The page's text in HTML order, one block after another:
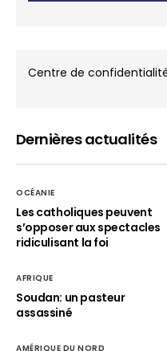
Centre de
Dernières actualités
OCÉANIE
Les catholiques peuvent
s’opposer aux spectacles
ridiculisant la foi
AFRIQUE
Soudan: un pasteur
assassiné
AMÉRIQUE DU NORD